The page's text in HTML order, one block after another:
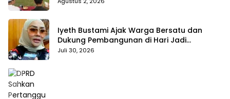
Iyeth Bustami Ajak Warga Bersatu dan
Dukung Pembangunan di Hari Jadi
Bengkalis ke-514
Juli 30, 2026